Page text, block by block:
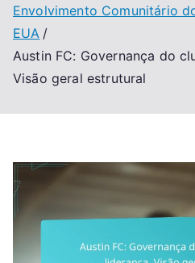
Envolvimento Comunitário
EUA
Austin FC: Governança do
Visão geral estrutural